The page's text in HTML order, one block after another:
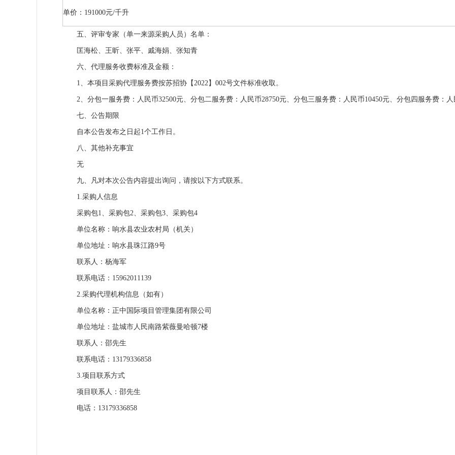
单价：191000元/千升
五、评审专家（单一来源采购人员）名单：
匡海松、王昕、张平、戚海娟、张知青
六、代理服务收费标准及金额：
1、本项目采购代理服务费按苏招协【2022】002号文件标准收取。
2、分包一服务费：人民币32500元、分包二服务费：人民币28750元、分包三服务费：人民币10450元、分包四服务费：人
七、公告期限
自本公告发布之日起1个工作日。
八、其他补充事宜
无
九、凡对本次公告内容提出询问，请按以下方式联系。
1.采购人信息
采购包1、采购包2、采购包3、采购包4
单位名称：响水县农业农村局（机关）
单位地址：响水县珠江路9号
联系人：杨海军
联系电话：15962011139
2.采购代理机构信息（如有）
单位名称：正中国际项目管理集团有限公司
单位地址：盐城市人民南路紫薇曼哈顿7楼
联系人：邵先生
联系电话：13179336858
3.项目联系方式
项目联系人：邵先生
电话：13179336858